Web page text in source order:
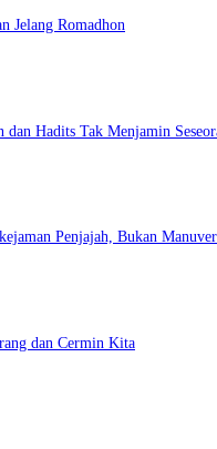
Jelang Romadhon
dan Hadits Tak Menjamin
Penjajah, Bukan
dan Cermin Kita